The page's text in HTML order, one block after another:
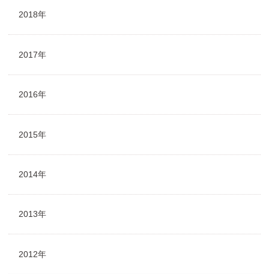
2018年
2017年
2016年
2015年
2014年
2013年
2012年